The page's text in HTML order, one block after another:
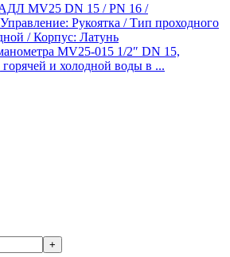
MV25 DN 15 / PN 16 /
Рукоятка / Тип проходного
/ Корпус: Латунь
MV25-015 1/2″ DN 15,
и холодной воды в ...
+